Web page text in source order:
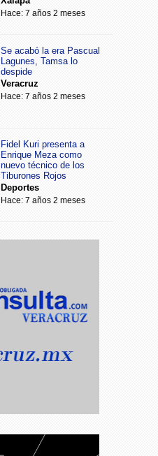
Hace: 7 años 2 meses
Se acabó la era Pascual
Lagunes, Tamsa lo
despide
Veracruz
Hace: 7 años 2 meses
Fidel Kuri presenta a
Enrique Meza como
nuevo técnico de los
Tiburones Rojos
Deportes
Hace: 7 años 2 meses